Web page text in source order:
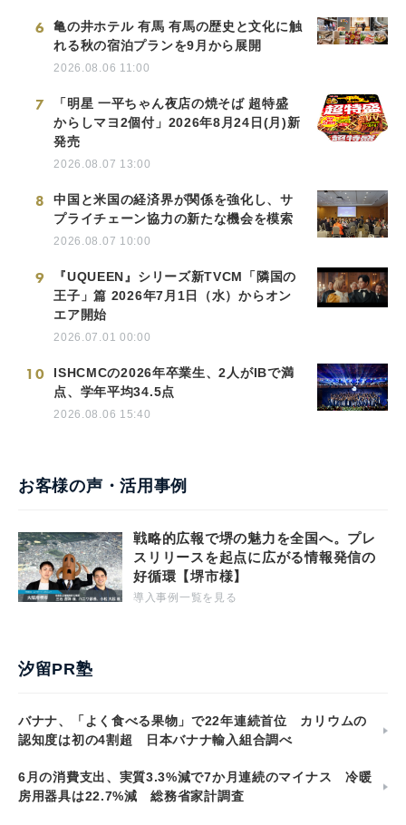
6
亀の井ホテル 有馬 有馬の歴史と文化に触
れる秋の宿泊プランを9月から展開
2026.08.06 11:00
7
「明星 一平ちゃん夜店の焼そば 超特盛
からしマヨ2個付」2026年8月24日(月)新
発売
2026.08.07 13:00
8
中国と米国の経済界が関係を強化し、サ
プライチェーン協力の新たな機会を模索
2026.08.07 10:00
9
『UQUEEN』シリーズ新TVCM「隣国の
王子」篇 2026年7月1日（水）からオン
エア開始
2026.07.01 00:00
10
ISHCMCの2026年卒業生、2人がIBで満
点、学年平均34.5点
2026.08.06 15:40
お客様の声・活用事例
戦略的広報で堺の魅力を全国へ。プレ
スリリースを起点に広がる情報発信の
好循環【堺市様】
導入事例一覧を見る
汐留PR塾
バナナ、「よく食べる果物」で22年連続首位 カリウムの
認知度は初の4割超 日本バナナ輸入組合調べ
6月の消費支出、実質3.3%減で7か月連続のマイナス 冷暖
房用器具は22.7%減 総務省家計調査